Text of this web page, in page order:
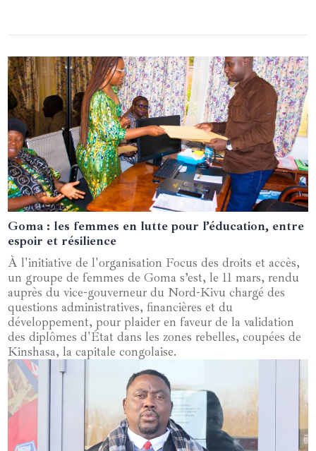
15 mars 2025
Goma : les femmes en lutte pour l’éducation, entre
espoir et résilience
À l'initiative de l'organisation Focus des droits et accès,
un groupe de femmes de Goma s’est, le 11 mars, rendu
auprès du vice-gouverneur du Nord-Kivu chargé des
questions administratives, financières et du
développement, pour plaider en faveur de la validation
des diplômes d'État dans les zones rebelles, coupées de
Kinshasa, la capitale congolaise.